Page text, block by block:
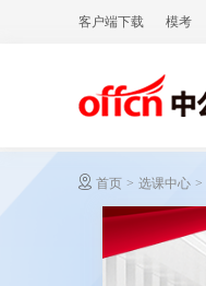
客户端下载 模考
首页 > 选课中心 >